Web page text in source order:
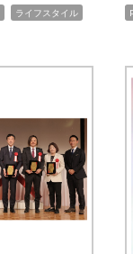
ライフスタイル